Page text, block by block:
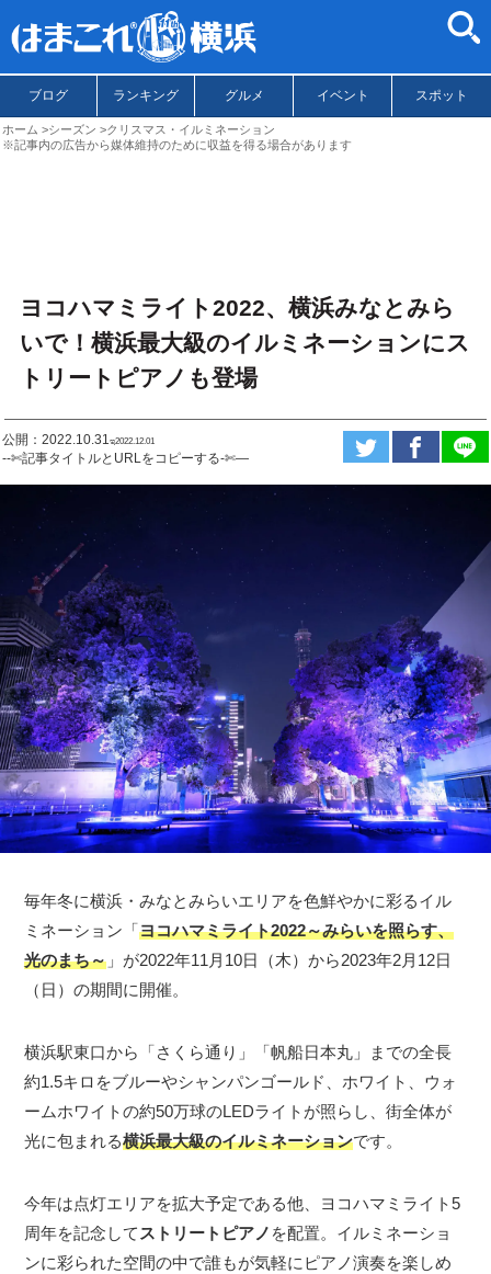
ブログ ランキング グルメ イベント スポット
ホーム シーズン
クリスマス・イルミネーション
※記事内の広告から媒体維持のために収益を得る場合があります
ヨコハマミライト2022、横浜みなとみら
いで！横浜最大級のイルミネーションにス
トリートピアノも登場
公開：2022.10.31ಇ2022.12.01
--✄記事タイトルとURLをコピーする-✄—
毎年冬に横浜・みなとみらいエリアを色鮮やかに彩るイル
ミネーション「ヨコハマミライト2022～みらいを照らす、
光のまち～ 」が2022年11月10日（木）から2023年2月12日
（日）の期間に開催。
横浜駅東口から「さくら通り」「帆船日本丸」までの全長
約1.5キロをブルーやシャンパンゴールド、ホワイト、ウォ
ームホワイトの約50万球のLEDライトが照らし、街全体が
光に包まれる横浜最大級のイルミネーションです。
今年は点灯エリアを拡大予定である他、ヨコハマミライト5
周年を記念してストリートピアノ を配置。イルミネーショ
ンに彩られた空間の中で誰もが気軽にピアノ演奏を楽しめ